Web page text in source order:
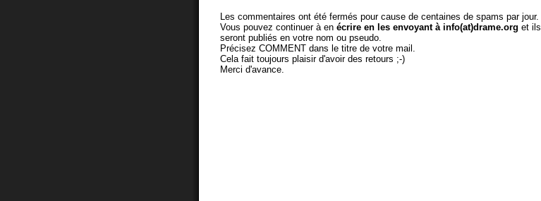
Les commentaires ont été fermés pour cause de centaines de spams par jour.
Vous pouvez continuer à en écrire en les envoyant à info(at)drame.org et ils
seront publiés en votre nom ou pseudo.
Précisez COMMENT dans le titre de votre mail.
Cela fait toujours plaisir d'avoir des retours ;-)
Merci d'avance.